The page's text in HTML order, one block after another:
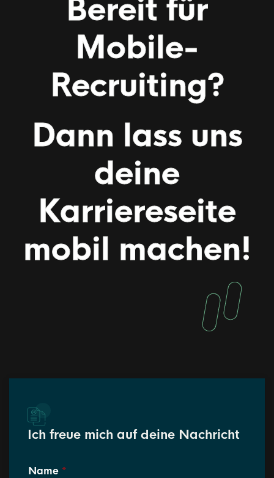
Bereit für
Mobile-
Recruiting?
Dann lass uns
deine
Karriereseite
mobil machen!
Ich freue mich auf deine Nachricht
Name *